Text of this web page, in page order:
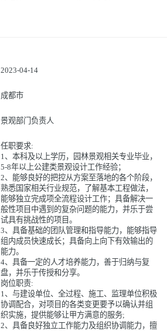
2023-04-14
成都市
景观部门负责人
任职要求:
1、本科及以上学历，园林景观相关专业毕业，
5-8年以上公建类景观设计工作经验；
2、能够良好的把控从方案至落地的各个阶段，
熟悉国家相关行业规范，了解基本工程做法，
能够独立完成项全流程设计工作；具备解决一
般性项目中遇到的复杂问题的能力，并乐于尝
试具有挑战性的项目。
3、具备基础的团队管理和指导能力，能够指导
组内成员快速成长；具备向上向下有效输出的
能力。
4、具备一定的人才培养能力，善于归纳与复
盘，并乐于传授和分享。
岗位职责:
1、与建设单位、全过程、施工、监理单位积极
协调配合，对项目的各类变更要予以确认并组
织实施，提供能够让甲方满意的服务;
2、具备良好独立工作能力及组织协调能力，擅